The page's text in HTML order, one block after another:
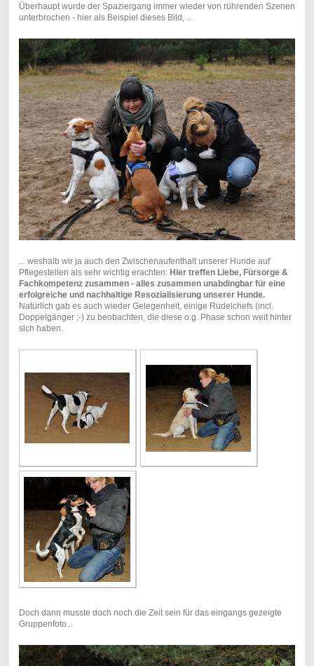
Überhaupt wurde der Spaziergang immer wieder von rührenden Szenen
unterbrochen - hier als Beispiel dieses Bild, ...
... weshalb wir ja auch den Zwischenaufenthalt unserer Hunde auf
Pflegestellen als sehr wichtig erachten: Hier treffen Liebe, Fürsorge &
Fachkompetenz zusammen - alles zusammen unabdingbar für eine
erfolgreiche und nachhaltige Resozialisierung unserer Hunde.
Natürlich gab es auch wieder Gelegenheit, einige Rudelchefs (incl.
Doppelgänger ;-) zu beobachten, die diese o.g. Phase schon weit hinter
sich haben.
Doch dann musste doch noch die Zeit sein für das eingangs gezeigte
Gruppenfoto...